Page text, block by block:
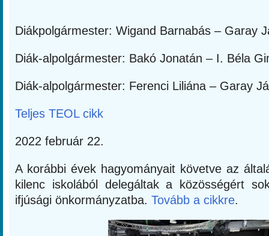
Diákpolgármester: Wigand Barnabás – Garay
Diák-alpolgármester: Bakó Jonatán – I. Béla
Diák-alpolgármester: Ferenci Liliána – Garay
Teljes TEOL cikk
2022 február 22.
A korábbi évek hagyományait követve az
kilenc iskolából delegáltak a közösségért
ifjúsági önkormányzatba. Tovább a cikkre.